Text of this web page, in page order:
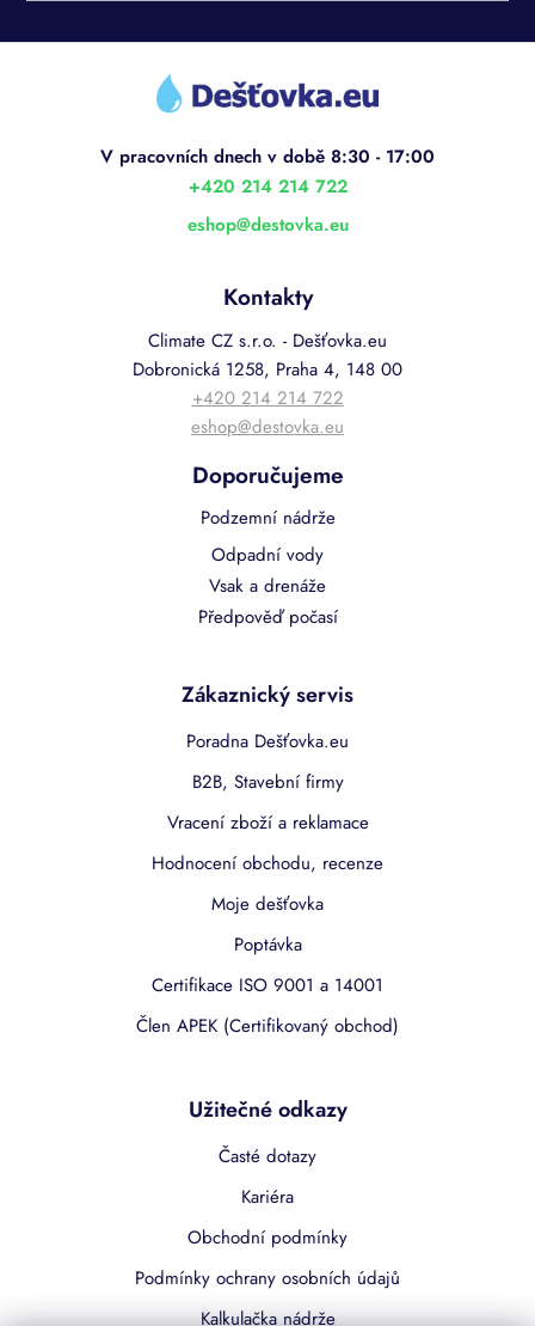
Z
eshop@destovka.eu
+420 214 214 722
Kontakty
Climate CZ s.r.o. - Dešťovka.eu
Dobronická 1258, Praha 4, 148 00
+420 214 214 722
eshop@destovka.eu
Doporučujeme
Podzemní nádrže
Odpadní vody
Vsak a drenáže
Předpověď počasí
Zákaznický servis
Poradna Dešťovka.eu
B2B, Stavební firmy
Vracení zboží a reklamace
Hodnocení obchodu, recenze
Moje dešťovka
Poptávka
Certifikace ISO 9001 a 14001
Člen APEK (Certifikovaný obchod)
Užitečné odkazy
Časté dotazy
Kariéra
Obchodní podmínky
Podmínky ochrany osobních údajů
Kalkulačka nádrže